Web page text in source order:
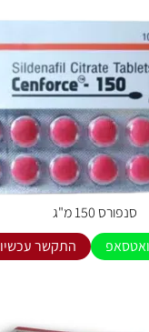
סנפורס 150 מ"ג
התקשר עכשיו